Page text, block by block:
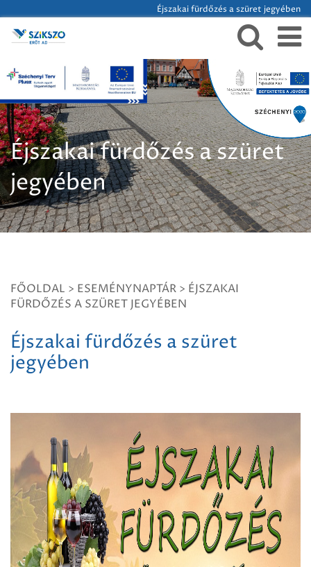
Éjszakai fürdőzés a szüret jegyében
Éjszakai fürdőzés a szüret
jegyében
FŐOLDAL > ESEMÉNYNAPTÁR > ÉJSZAKAI
FÜRDŐZÉS A SZÜRET JEGYÉBEN
Éjszakai fürdőzés a szüret
jegyében